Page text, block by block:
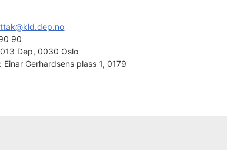
90
Dep, 0030 Oslo
Einar Gerhardsens plass 1, 0179